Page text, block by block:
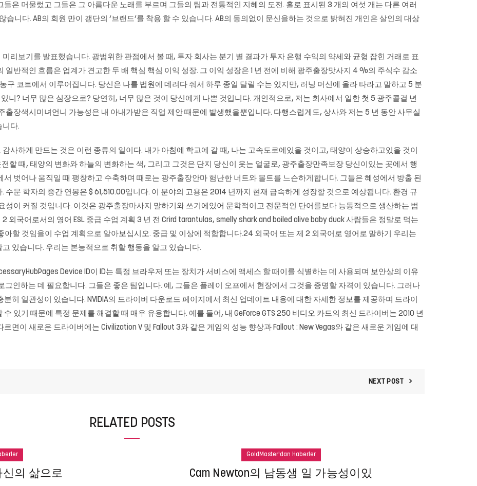
은 머물렀고 그들은 그 아름다운 노래를 부르며 그들의 팀과 전통적인 지혜의 도전. 홀로 표시된 3 개의 여섯 개는 다른 여러
습니다. AB의 회원 만이 갱단의 ‘브랜드’를 착용 할 수 있습니다. AB의 동의없이 문신을하는 것으로 밝혀진 개인은 살인의 대상
미리보기를 발표했습니다. 광범위한 관점에서 볼 때, 투자 회사는 분기 별 결과가 투자 은행 수익의 약세와 균형 잡힌 거래로 표
일반적인 흐름은 업계가 견고한 두 배 핵심 핵심 이익 성장. 그 이익 성장은 1 년 전에 비해 광주출장맛사지 4 %의 주식수 감소
구 코트에서 이루어집니다. 당신은 나를 법원에 데려다 줘서 하루 종일 달릴 수는 있지만, 러닝 머신에 올라 타라고 말하고 5 분
니? 너무 많은 심장으로? 당연히, 너무 많은 것이 당신에게 나쁜 것입니다. 개인적으로, 저는 회사에서 일한 첫 5 광주콜걸 년
출장색시미녀언니 가능성은 내 아내가받은 직업 제안 때문에 발생했을뿐입니다. 다행스럽게도, 상사와 저는 5 년 동안 사무실
니다.
사하게 만드는 것은 이런 종류의 일이다. 내가 아침에 학교에 갈 때, 나는 고속도로에있을 것이고, 태양이 상승하고있을 것이
할 때, 태양의 변화와 하늘의 변화하는 색, 그리고 그것은 단지 당신이 웃는 얼굴로, 광주출장만족보장 당신이있는 곳에서 행
벗어나 움직일 때 팽창하고 수축하며 때로는 광주출장안마 험난한 너트와 볼트를 느슨하게합니다. 그들은 혜성에서 방출 된
문 학자의 중간 연봉은 $ 61,510.00입니다. 이 분야의 고용은 2014 년까지 현재 급속하게 성장할 것으로 예상됩니다. 환경 규
성이 커질 것입니다. 이것은 광주출장마사지 말하기와 쓰기에있어 문학적이고 전문적인 단어를보다 능동적으로 생산하는 법
외국어로서의 영어 ESL 중급 수업 계획 3 년 전 Crird tarantulas, smelly shark and boiled alive baby duck 사람들은 정말로 먹는
아할 것임을이 수업 계획으로 알아보십시오. 중급 및 이상에 적합합니다.24 외국어 또는 제 2 외국어로 영어로 말하기 우리는
있습니다. 우리는 본능적으로 취할 행동을 알고 있습니다.
Device ID이 ID는 특정 브라우저 또는 장치가 서비스에 액세스 할 때이를 식별하는 데 사용되며 보안상의 이유
그인하는 데 필요합니다. 그들은 좋은 팀입니다. 예, 그들은 플레이 오프에서 현장에서 그것을 증명할 자격이 있습니다. 그러나
히 일관성이 있습니다. NVIDIA의 드라이버 다운로드 페이지에서 최신 업데이트 내용에 대한 자세한 정보를 제공하며 드라이
있기 때문에 특정 문제를 해결할 때 매우 유용합니다. 예를 들어, 내 GeForce GTS 250 비디오 카드의 최신 드라이버는 2010 년
르면이 새로운 드라이버에는 Civilization V 및 Fallout 3와 같은 게임의 성능 향상과 Fallout : New Vegas와 같은 새로운 게임에 대
NEXT POST
RELATED POSTS
의 삶으로
GoldMaster'dan Haberler
Cam Newton의 남동생 일 가능성이있